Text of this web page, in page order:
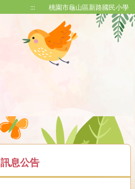
::: 桃園市龜山區新路國民小學
訊息公告